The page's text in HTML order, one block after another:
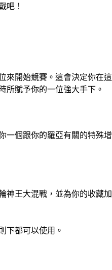
吧！
來開始競賽。這會決定你在這
所賦予你的一位強大手下。
一個跟你的羅亞有關的特殊增
神王大混戰，並為你的收藏加
下都可以使用。